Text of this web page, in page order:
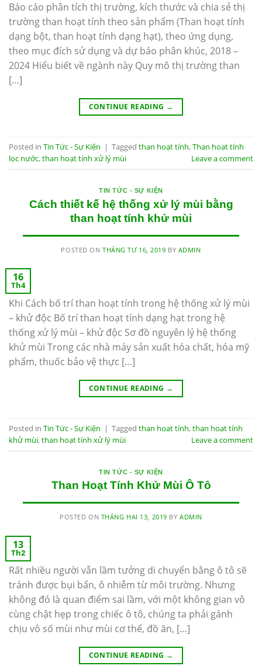
Báo cáo phân tích thị trường, kích thước và chia sẻ thị
trường than hoạt tính theo sản phẩm (Than hoạt tính
dạng bột, than hoạt tính dạng hạt), theo ứng dụng,
theo mục đích sử dụng và dự báo phân khúc, 2018 –
2024 Hiểu biết về ngành này Quy mô thị trường than
[…]
CONTINUE READING →
Posted in Tin Tức - Sự Kiện | Tagged than hoạt tính,Than hoạt tính
lọc nước,than hoạt tính xử lý mùi Leave a comment
TIN TỨC - SỰ KIỆN
Cách thiết kế hệ thống xử lý mùi bằng
than hoạt tính khử mùi
POSTED ON THÁNG TƯ 16, 2019 BY ADMIN
16
Th4
Khi Cách bố trí than hoạt tính trong hệ thống xử lý mùi
– khử độc Bố trí than hoạt tính dạng hạt trong hệ
thống xử lý mùi – khử độc Sơ đồ nguyên lý hệ thống
khử mùi Trong các nhà máy sản xuất hóa chất, hóa mỹ
phẩm, thuốc bảo vệ thực […]
CONTINUE READING →
Posted in Tin Tức - Sự Kiện | Tagged than hoạt tính,than hoạt tính
khử mùi,than hoạt tính xử lý mùi Leave a comment
TIN TỨC - SỰ KIỆN
Than Hoạt Tính Khử Mùi Ô Tô
POSTED ON THÁNG HAI 13, 2019 BYADMIN
13
Th2
Rất nhiều người vẫn lầm tưởng di chuyển bằng ô tô sẽ
tránh được bụi bẩn, ô nhiễm từ môi trường. Nhưng
không đó là quan điểm sai lầm, với một không gian vô
cùng chật hẹp trong chiếc ô tô, chúng ta phải gánh
chịu vô số mùi như mùi cơ thể, đồ ăn, […]
CONTINUE READING →